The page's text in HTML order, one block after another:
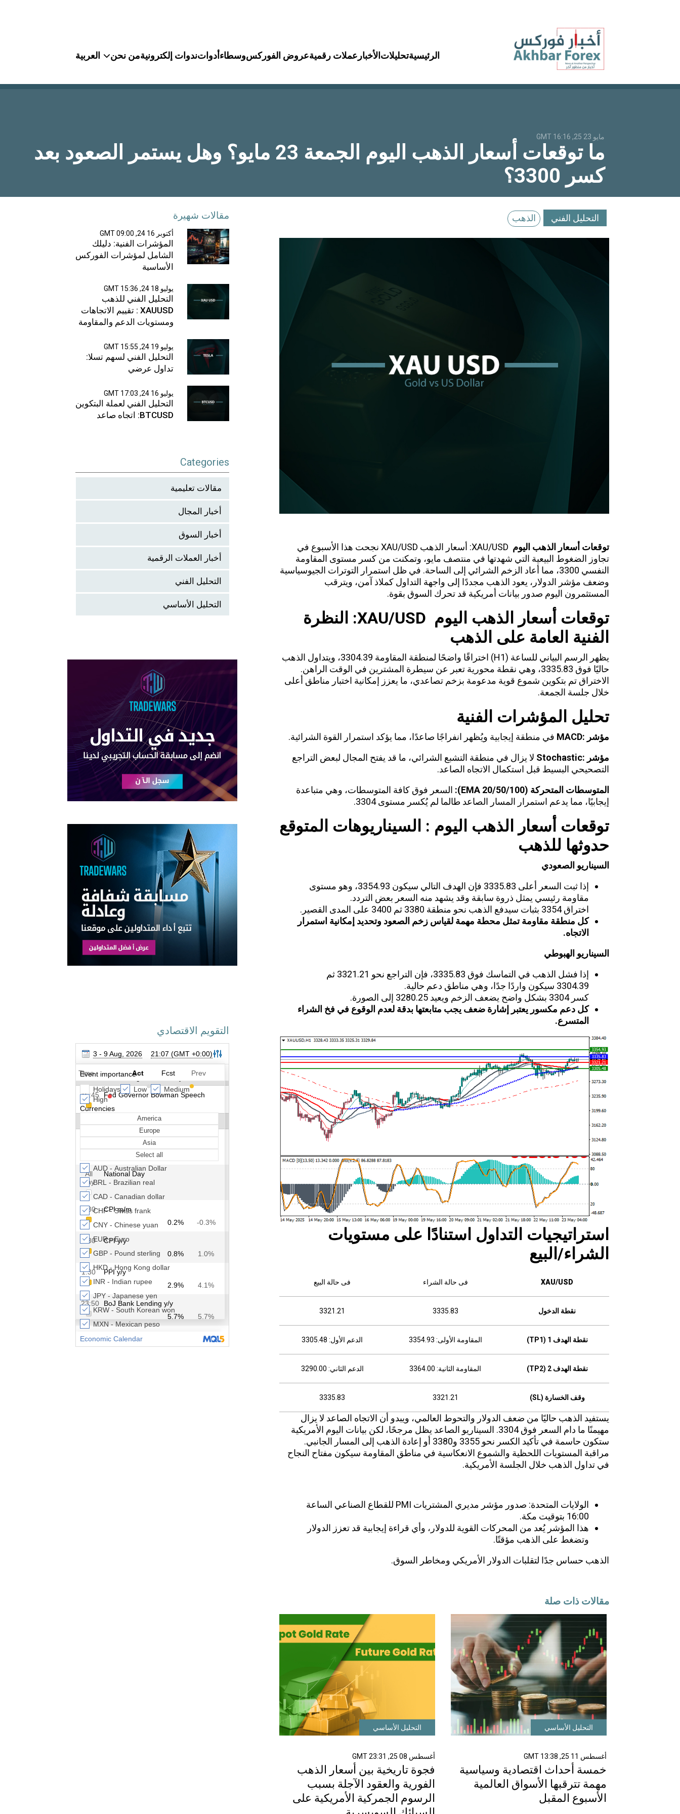
الرئيسيةتحليلات الأخبار عملات رقميةعروض الفوركسوسطاءأدواتندوات إلكترونيةمن نحن العربية
مايو 23 25, 16:16 GMT
ما توقعات أسعار الذهب اليوم الجمعة 23 مايو؟ وهل يستمر الصعود بعد
كسر 3300؟
التحليل الفني الذهب
توقعات أسعار الذهب اليوم أسعار الذهب XAU/USD نجحت هذا الأسبوع في
تجاوز الضغوط البيعية التي شهدتها في منتصف مايو، وتمكنت من كسر مستوى المقاومة
النفسي 3300، مما أعاد الزخم الشرائي إلى الساحة. في ظل استمرار التوترات الجيوسياسية
وضعف مؤشر الدولار، يعود الذهب مجددًا إلى واجهة التداول كملاذ آمن، ويترقب
المستثمرون اليوم صدور بيانات أمريكية قد تحرك السوق بقوة.
توقعات أسعار الذهب اليوم
: النظرة
الفنية العامة على الذهب
يظهر
الرسم البياني للساعة (H1) اختراقًا واضحًا لمنطقة المقاومة 3304.39، ويتداول الذهب
حاليًا فوق 3335.83، وهي نقطة محورية تعبر عن سيطرة المشترين في الوقت الراهن.
الاختراق تم بتكوين شموع قوية مدعومة بزخم تصاعدي، ما يعزز إمكانية اختبار مناطق أعلى
خلال جلسة الجمعة.
تحليل المؤشرات الفنية
مؤشر :MACD
في منطقة إيجابية ويُظهر انفراجًا صاعدًا، مما يؤكد استمرار القوة الشرائية.
مؤشر :Stochastic
لا يزال في منطقة التشبع الشرائي، ما قد يفتح المجال لبعض التراجع
التصحيحي البسيط قبل استكمال الاتجاه الصاعد.
المتوسطات المتحركة (EMA 20/50/100):
السعر فوق كافة المتوسطات، وهي متباعدة
إيجابيًا، مما يدعم استمرار المسار الصاعد طالما لم يُكسر مستوى 3304.
توقعات أسعار الذهب اليوم : السيناريوهات المتوقع
حدوثها للذهب
السيناريو الصعودي
إذا ثبت السعر أعلى 3335.83 فإن الهدف التالي سيكون 3354.93، وهو مستوى
مقاومة رئيسي يمثل ذروة سابقة وقد يشهد منه السعر بعض التردد.
اختراق 3354 بثبات سيدفع الذهب نحو منطقة 3380 ثم 3400 على المدى القصير.
كل منطقة مقاومة تمثل محطة مهمة لقياس زخم الصعود وتحديد إمكانية استمرار
الاتجاه.
السيناريو الهبوطي
إذا فشل الذهب في التماسك فوق 3335.83، فإن التراجع نحو 3321.21 ثم
3304.39 سيكون واردًا جدًا، وهي مناطق دعم حالية.
كسر 3304 بشكل واضح يضعف الزخم ويعيد 3280.25 إلى الصورة.
كل دعم مكسور يعتبر إشارة ضعف يجب متابعتها بدقة لعدم الوقوع في فخ الشراء
المتسرع.
استراتيجيات التداول استنادًا على مستويات
الشراء/ البيع
XAU/USD فى حالة الشراء فى حالة البيع
نقطة الدخول 3335.83
3321.21
نقطة الهدف 1 (TP1) المقاومة الأولى: 3354.93 الدعم الأول: 3305.48
نقطة الهدف 2 (TP2) المقاومة الثانية: 3364.00 الدعم الثاني: 3290.00
وقف الخسارة (SL) 3321.21
3335.83
يستفيد الذهب حاليًا من ضعف الدولار والتحوط العالمي، ويبدو أن الاتجاه الصاعد لا يزال
مهيمنًا ما دام السعر فوق 3304. السيناريو الصاعد يظل مرجحًا، لكن بيانات اليوم الأمريكية
ستكون حاسمة في تأكيد الكسر نحو 3355 و3380 أو إعادة الذهب إلى المسار الجانبي.
مراقبة المستويات اللحظية والشموع الانعكاسية في مناطق المقاومة سيكون مفتاح النجاح
في تداول الذهب خلال الجلسة الأمريكية.
الولايات المتحدة: صدور مؤشر مديري المشتريات PMI للقطاع الصناعي الساعة
16:00 بتوقيت مكة.
هذا المؤشر يُعد من المحركات القوية للدولار، وأي قراءة إيجابية قد تعزز الدولار
وتضغط على الذهب مؤقتًا.
الذهب حساس جدًا لتقلبات الدولار الأمريكي ومخاطر السوق.
مقالات ذات صلة
التحليل الأساسي
أغسطس 11 25, 13:38 GMT
خمسة أحداث اقتصادية وسياسية
مهمة تترقبها الأسواق العالمية
الأسبوع المقبل
التحليل الأساسي
أغسطس 08 25, 23:31 GMT
فجوة تاريخية بين أسعار الذهب
الفورية والعقود الآجلة بسبب
الرسوم الجمركية الأمريكية على
مقالات شهيرة
أكتوبر 16 24, 09:00 GMT
المؤشرات الفنية: دليلك
الشامل لمؤشرات الفوركس
الأساسية
يوليو 18 24, 15:36 GMT
التحليل الفني للذهب
XAUUSD : تقييم الاتجاهات
ومستويات الدعم والمقاومة
يوليو 19 24, 15:55 GMT
التحليل الفني لسهم تسلا:
تداول عرضي
يوليو 16 24, 17:03 GMT
التحليل الفني لعملة البتكوين
BTCUSD: اتجاه صاعد
Categories
مقالات تعليمية
أخبار المجال
أخبار السوق
أخبار العملات الرقمية
التحليل الفني
التحليل الأساسي
التقويم الاقتصادي